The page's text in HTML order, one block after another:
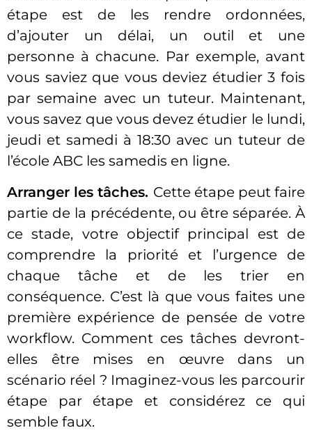
étape est de les rendre ordonnées,
d’ajouter un délai, un outil et une
personne à chacune. Par exemple, avant
vous saviez que vous deviez étudier 3 fois
par semaine avec un tuteur. Maintenant,
vous savez que vous devez étudier le lundi,
jeudi et samedi à 18:30 avec un tuteur de
l’école ABC les samedis en ligne.
Arranger les tâches. Cette étape peut faire
partie de la précédente, ou être séparée. À
ce stade, votre objectif principal est de
comprendre la priorité et l’urgence de
chaque tâche et de les trier en
conséquence. C’est là que vous faites une
première expérience de pensée de votre
workflow. Comment ces tâches devront-
elles être mises en œuvre dans un
scénario réel ? Imaginez-vous les parcourir
étape par étape et considérez ce qui
semble faux.